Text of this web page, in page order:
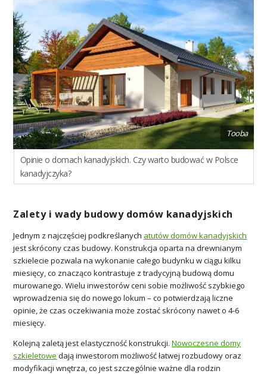
Tooba
Opinie o domach kanadyjskich. Czy warto budować w Polsce
kanadyjczyka?
Zalety i wady budowy domów kanadyjskich
Jednym z najczęściej podkreślanych atutów domów kanadyjskich
jest skrócony czas budowy. Konstrukcja oparta na drewnianym
szkielecie pozwala na wykonanie całego budynku w ciągu kilku
miesięcy, co znacząco kontrastuje z tradycyjną budową domu
murowanego. Wielu inwestorów ceni sobie możliwość szybkiego
wprowadzenia się do nowego lokum – co potwierdzają liczne
opinie, że czas oczekiwania może zostać skrócony nawet o 4-6
miesięcy.
Kolejną zaletą jest elastyczność konstrukcji.Nowoczesne domy
szkieletowe dają inwestorom możliwość łatwej rozbudowy oraz
modyfikacji wnętrza, co jest szczególnie ważne dla rodzin